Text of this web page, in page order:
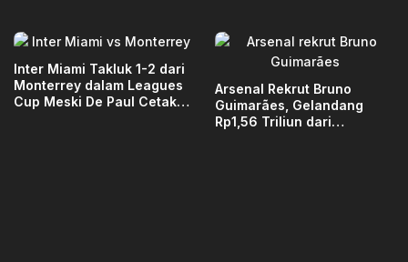
Inter Miami Takluk 1-2 dari
Monterrey dalam Leagues
Cup Meski De Paul Cetak
Arsenal Rekrut Bruno
Guimarães, Gelandang
Rp1,56 Triliun dari